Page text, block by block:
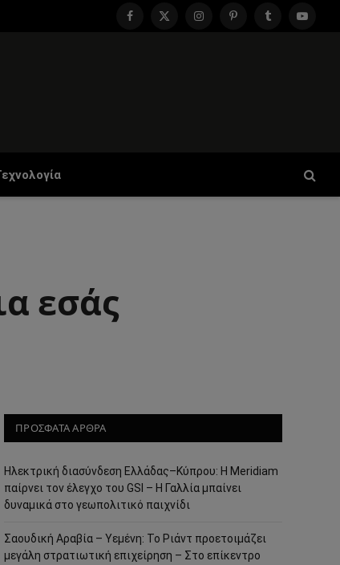
Facebook
X
InstagramPinterestTumblr
εσάς
ΠΡΟΣΦΑΤΑ ΑΡΘΡΑ
Ηλεκτρική διασύνδεση Ελλάδας–Κύπρου: Η Meridiam
παίρνει τον έλεγχο του GSI – Η Γαλλία μπαίνει
δυναμικά στο γεωπολιτικό παιχνίδι
Σαουδική Αραβία – Υεμένη: Το Ριάντ προετοιμάζει
μεγάλη στρατιωτική επιχείρηση – Στο επίκεντρο